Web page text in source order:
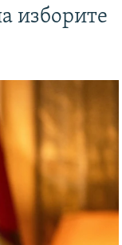
изборите